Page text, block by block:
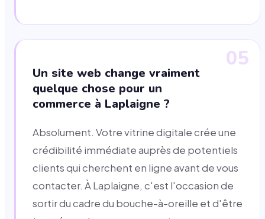
05
Un site web change vraiment
quelque chose pour un
commerce à Laplaigne ?
Absolument. Votre vitrine digitale crée une
crédibilité immédiate auprès de potentiels
clients qui cherchent en ligne avant de vous
contacter. À Laplaigne, c'est l'occasion de
sortir du cadre du bouche-à-oreille et d'être